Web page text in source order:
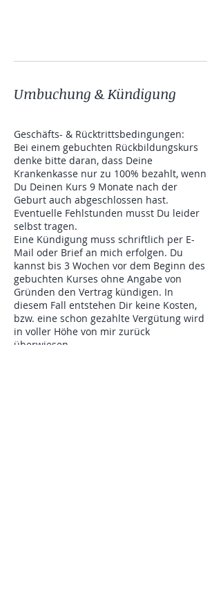
Umbuchung & Kündigung
Geschäfts- & Rücktrittsbedingungen:
Bei einem gebuchten Rückbildungskurs
denke bitte daran, dass Deine
Krankenkasse nur zu 100% bezahlt, wenn
Du Deinen Kurs 9 Monate nach der
Geburt auch abgeschlossen hast.
Eventuelle Fehlstunden musst Du leider
selbst tragen.
Eine Kündigung muss schriftlich per E-
Mail oder Brief an mich erfolgen. Du
kannst bis 3 Wochen vor dem Beginn des
gebuchten Kurses ohne Angabe von
Gründen den Vertrag kündigen. In
diesem Fall entstehen Dir keine Kosten,
bzw. eine schon gezahlte Vergütung wird
in voller Höhe von mir zurück
überwiesen.